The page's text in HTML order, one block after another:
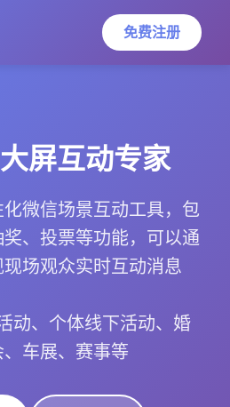
免费注册
屏互动专家
微信场景互动工具，包
、投票等功能，可以通
场观众实时互动消息
动、个体线下活动、婚
车展、赛事等